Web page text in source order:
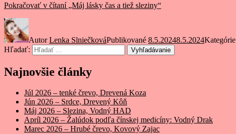
Pokračovať v čítaní„Máj lásky čas a tiež sleziny“
AutorLenka SlniečkováPublikované 8.5.20248.5.2024Kategórie
Hľadať:
Vyhľadávanie
Najnovšie články
Júl 2026 – tenké črevo, Drevená Koza
Jún 2026 – Srdce, Drevený Kôň
Máj 2026 – Slezina, Vodný HAD
Apríl 2026 – Žalúdok podľa čínskej medicíny: Vodný Drak
Marec 2026 – Hrubé črevo, Kovový Zajac